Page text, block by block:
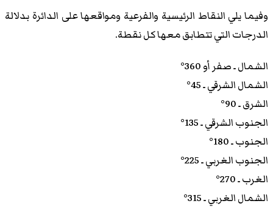
وفيما يلي النقاط الرئيسية والفرعية ومواقعها على الدائرة بدلالة
الدرجات التي تتطابق معها كل نقطة.
الشمال ـ صفر أو 360°
الشمال الشرقي ـ 45°
الشرق ـ 90°
الجنوب الشرقي ـ 135°
الجنوب ـ 180°
الجنوب الغربي ـ 225°
الغرب ـ 270°
الشمال الغربي ـ 315°